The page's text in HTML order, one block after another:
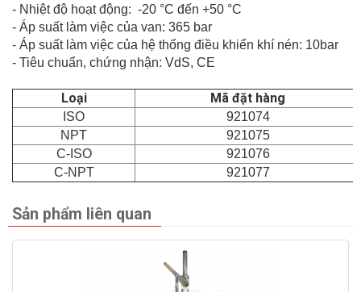
- Nhiệt độ hoạt động: -20 °C đến +50 °C
- Áp suất làm việc của van: 365 bar
- Áp suất làm việc của hệ thống điều khiển khí nén: 10bar
- Tiêu chuẩn, chứng nhận: VdS, CE
Loại Mã đặt hàng
ISO
921074
NPT
921075
C-ISO
921076
C-NPT
921077
Sản phẩm liên quan